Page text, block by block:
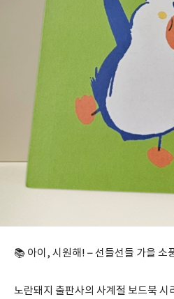
📚 아이, 시원해! – 선들선들 가을 소
노란돼지 출판사의 사계절 보드북 시